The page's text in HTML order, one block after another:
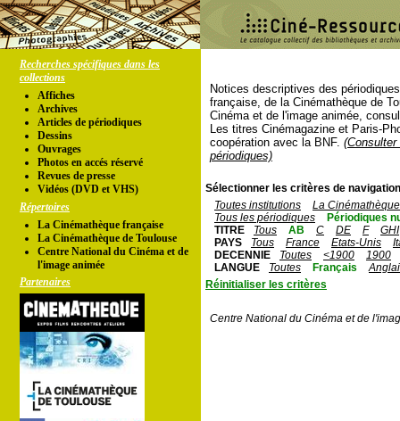
Recherches spécifiques dans les
collections
Affiches
Archives
Articles de périodiques
Dessins
Ouvrages
Photos en accés réservé
Revues de presse
Vidéos (DVD et VHS)
Répertoires
La Cinémathèque française
La Cinémathèque de Toulouse
Centre National du Cinéma et de
l'image animée
Partenaires
Notices descriptives des
française, de la Cinémathèque de
Cinéma et de l'image animée,
Les titres Cinémagazine et Paris-
coopération avec la BNF.
périodiques)
Sélectionner les critères de
Toutes institutions
La
Tous les périodiques
Périodiques
TITRE
Tous AB C DE F
GHI
PAYS
Tous France Etats-Unis
DECENNIE
Toutes <1900
1900
LANGUE
Toutes Français
Réinitialiser les critères
Centre National du Cinéma et de